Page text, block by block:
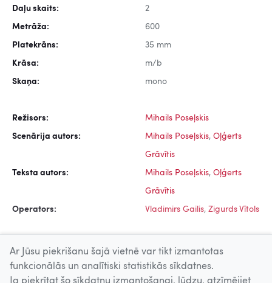
Daļu skaits: 2
Metrāža: 600
Platekrāns: 35 mm
Krāsa: m/b
Skaņa: mono
Režisors: Mihails Poseļskis
Scenārija autors: Mihails Poseļskis, Oļģerts
Grāvītis
Teksta autors: Mihails Poseļskis, Oļģerts
Grāvītis
Operators: Vladimirs Gailis, Zigurds Vītols
Ar Jūsu piekrišanu šajā vietnē var tikt izmantotas
funkcionālās un analītiski statistikās sīkdatnes.